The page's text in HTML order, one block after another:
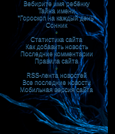
Вебирите имя ребёнку
Тайна имени
"Гороскоп на каждый день"
Сонник
•
Статистика сайта
Как добавить новость
Последние комментарии
Правила сайта
•
RSS-лента новостей
Все последние новости
Мобильная версия сайта